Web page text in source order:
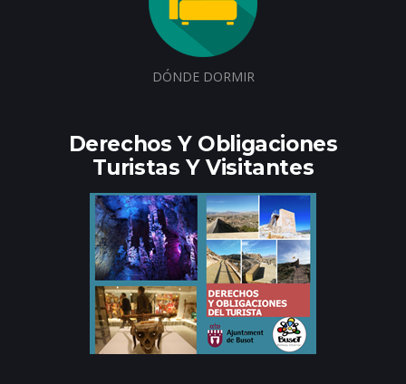
DÓNDE DORMIR
Derechos Y Obligaciones
Turistas Y Visitantes